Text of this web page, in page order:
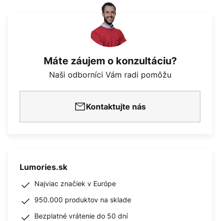
Máte záujem o konzultáciu?
Naši odborníci Vám radi pomôžu
Kontaktujte nás
Lumories.sk
Najviac značiek v Európe
950.000 produktov na sklade
Bezplatné vrátenie do 50 dní